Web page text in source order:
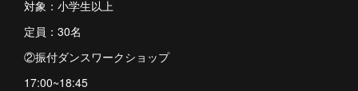
対象：小学生以上
定員：30名
②振付ダンスワークショップ
17:00~18:45